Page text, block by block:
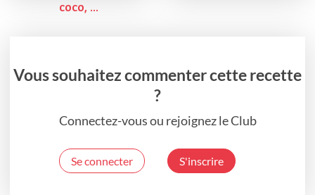
coco, ...
Vous souhaitez commenter cette recette
?
Connectez-vous ou rejoignez le Club
Se connecter S'inscrire